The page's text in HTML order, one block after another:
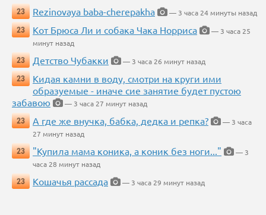
23
Rezinovaya baba-cherepakha
— 3 часа 24 минуты назад
23
Кот Брюса Ли и собака Чака Норриса
— 3 часа 25
минут назад
23
Детство Чубакки
— 3 часа 26 минут назад
23
Кидая камни в воду, смотри на круги ими
образуемые - иначе сие занятие будет пустою
забавою
— 3 часа 27 минут назад
23
А где же внучка, бабка, дедка и репка?
— 3 часа
27 минут назад
23
"Купила мама коника, а коник без ноги..."
— 3
часа 28 минут назад
23
Кошачья рассада — 3 часа 29 минут назад